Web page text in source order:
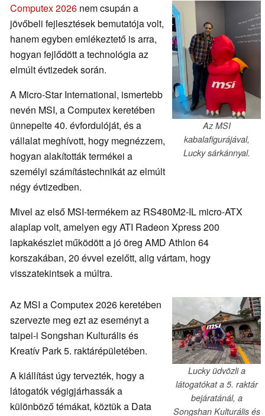
Az MSI
kabalafigurájával,
Lucky sárkánnyal.
Computex 2026 nem csupán a
jövőbeli fejlesztések bemutatója volt,
hanem egyben emlékeztető is arra,
hogyan fejlődött a technológia az
elmúlt évtizedek során.
A Micro-Star International, ismertebb
nevén MSI, a Computex keretében
ünnepelte 40. évfordulóját, és a
vállalat meghívott, hogy megnézzem,
hogyan alakították termékei a
személyi számítástechnikát az elmúlt
négy évtizedben.
Mivel az első MSI-termékem az RS480M2-IL micro-ATX
alaplap volt, amelyen egy ATI Radeon Xpress 200
lapkakészlet működött a jó öreg AMD Athlon 64
korszakában, 20 évvel ezelőtt, alig vártam, hogy
visszatekintsek a múltra.
Lucky üdvözli a
látogatókat a 5. raktár
bejáratánál, a
Songshan Kulturális és
Az MSI a Computex 2026 keretében
szervezte meg ezt az eseményt a
taipei-i Songshan Kulturális és
Kreatív Park 5. raktárépületében.
A kiállítást úgy tervezték, hogy a
látogatók végigjárhassák a
különböző témákat, köztük a Data